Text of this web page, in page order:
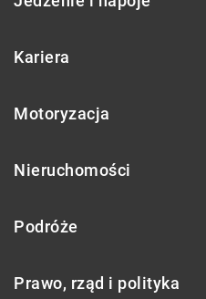
Kariera
Motoryzacja
Nieruchomości
Podróże
Prawo, rząd i polityka